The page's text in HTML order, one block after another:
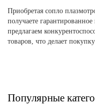
Приобретая сопло
получаете
предлагаем
товаров, что делает
Популярные